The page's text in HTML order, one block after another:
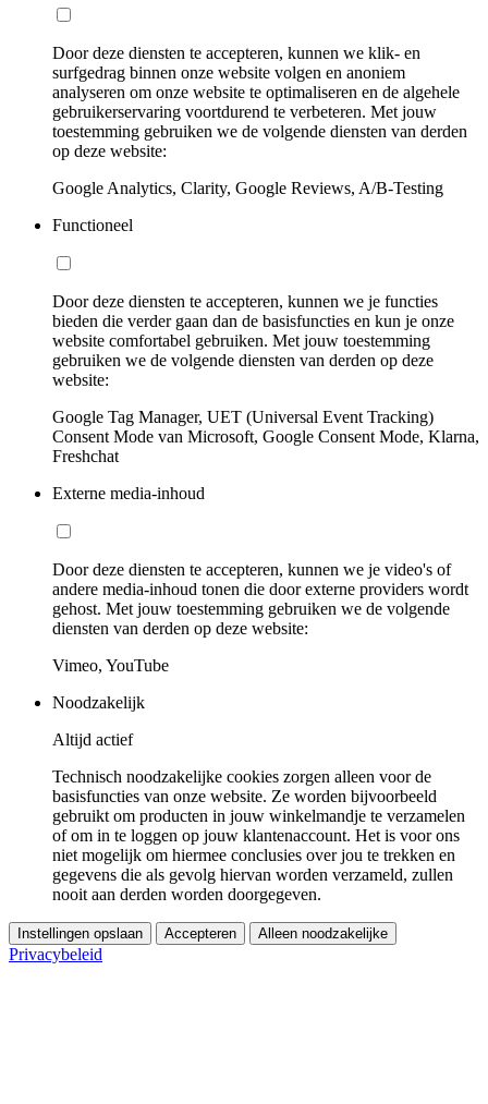
Door deze diensten te accepteren, kunnen we klik- en
surfgedrag binnen onze website volgen en anoniem
analyseren om onze website te optimaliseren en de algehele
gebruikerservaring voortdurend te verbeteren. Met jouw
toestemming gebruiken we de volgende diensten van derden
op deze website:
Google Analytics, Clarity, Google Reviews, A/B-Testing
Functioneel
Door deze diensten te accepteren, kunnen we je functies
bieden die verder gaan dan de basisfuncties en kun je onze
website comfortabel gebruiken. Met jouw toestemming
gebruiken we de volgende diensten van derden op deze
website:
Google Tag Manager, UET (Universal Event Tracking)
Consent Mode van Microsoft, Google Consent Mode, Klarna,
Freshchat
Externe media-inhoud
Door deze diensten te accepteren, kunnen we je video's of
andere media-inhoud tonen die door externe providers wordt
gehost. Met jouw toestemming gebruiken we de volgende
diensten van derden op deze website:
Vimeo, YouTube
Noodzakelijk
Altijd actief
Technisch noodzakelijke cookies zorgen alleen voor de
basisfuncties van onze website. Ze worden bijvoorbeeld
gebruikt om producten in jouw winkelmandje te verzamelen
of om in te loggen op jouw klantenaccount. Het is voor ons
niet mogelijk om hiermee conclusies over jou te trekken en
gegevens die als gevolg hiervan worden verzameld, zullen
nooit aan derden worden doorgegeven.
Instellingen opslaan Accepteren Alleen noodzakelijke
Privacybeleid